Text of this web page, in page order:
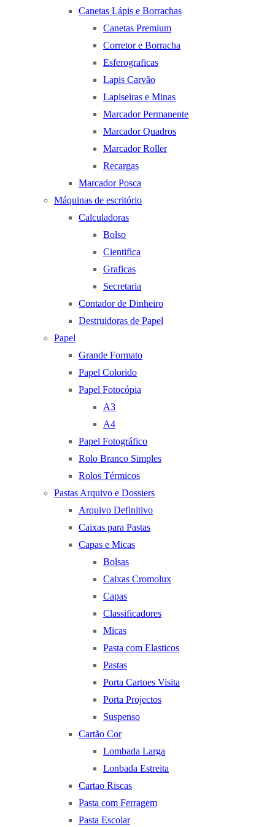
Canetas Lápis e Borrachas
Canetas Premium
Corretor e Borracha
Esferograficas
Lapis Carvão
Lapiseiras e Minas
Marcador Permanente
Marcador Quadros
Marcador Roller
Recargas
Marcador Posca
Máquinas de escritório
Calculadoras
Bolso
Cientifica
Graficas
Secretaria
Contador de Dinheiro
Destruidoras de Papel
Papel
Grande Formato
Papel Colorido
Papel Fotocópia
A3
A4
Papel Fotográfico
Rolo Branco Simples
Rolos Térmicos
Pastas Arquivo e Dossiers
Arquivo Definitivo
Caixas para Pastas
Capas e Micas
Bolsas
Caixas Cromolux
Capas
Classificadores
Micas
Pasta com Elasticos
Pastas
Porta Cartoes Visita
Porta Projectos
Suspenso
Cartão Cor
Lombada Larga
Lonbada Estreita
Cartao Riscas
Pasta com Ferragem
Pasta Escolar